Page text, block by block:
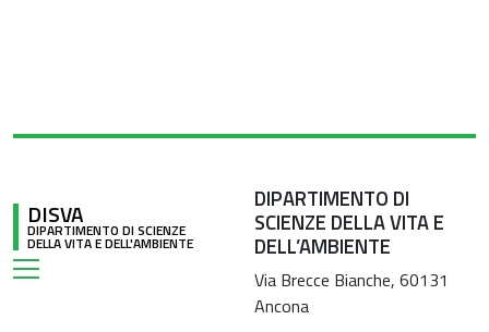
DISVA
DIPARTIMENTO DI SCIENZE
DELLA VITA E DELL'AMBIENTE
DIPARTIMENTO DI
SCIENZE DELLA VITA E
DELL’AMBIENTE
Via Brecce Bianche, 60131
Ancona